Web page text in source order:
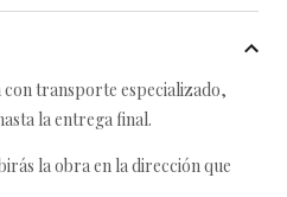
transporte especializado,
la entrega final.
la obra en la dirección que